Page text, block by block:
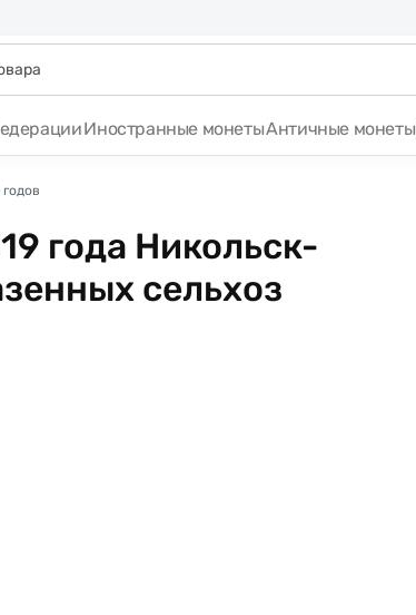
Иностранные монетыАнтичные монеты
года Никольск-
сельхоз